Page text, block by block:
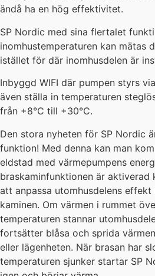
ändå ha en hög effektivitet.
SP Nordic med sina flertalet
inomhustemperaturen kan mätas
istället för där inomhusdelen är
Inbyggd WIFI där pumpen styrs
även ställa in temperaturen
från +8°C till +30°C.
Den stora nyheten för SP Nordic
funktion! Med denna kan man
eldstad med värmepumpens
braskaminfunktionen är aktiverad
att anpassa utomhusdelens
kaminen. Om värmen i rummet
temperaturen stannar
fortsätter blåsa och sprida
eller lägenheten. När brasan har
temperaturen sjunker startar SP